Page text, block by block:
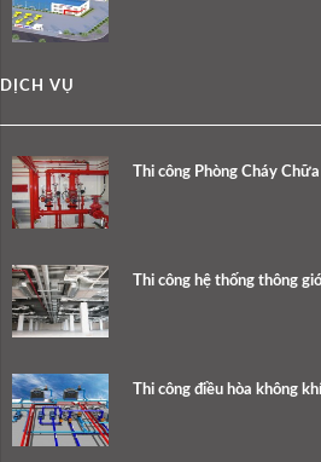
DỊCH VỤ
Thi công Phòng Cháy
Thi công hệ thống thông gió
Thi công điều hòa không khí